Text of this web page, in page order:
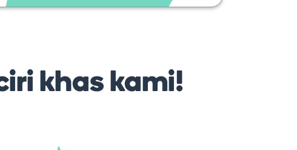
khas kami!